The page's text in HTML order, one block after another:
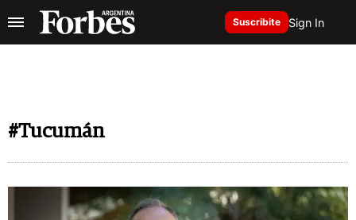
Suscribite Sign In
#Tucumán